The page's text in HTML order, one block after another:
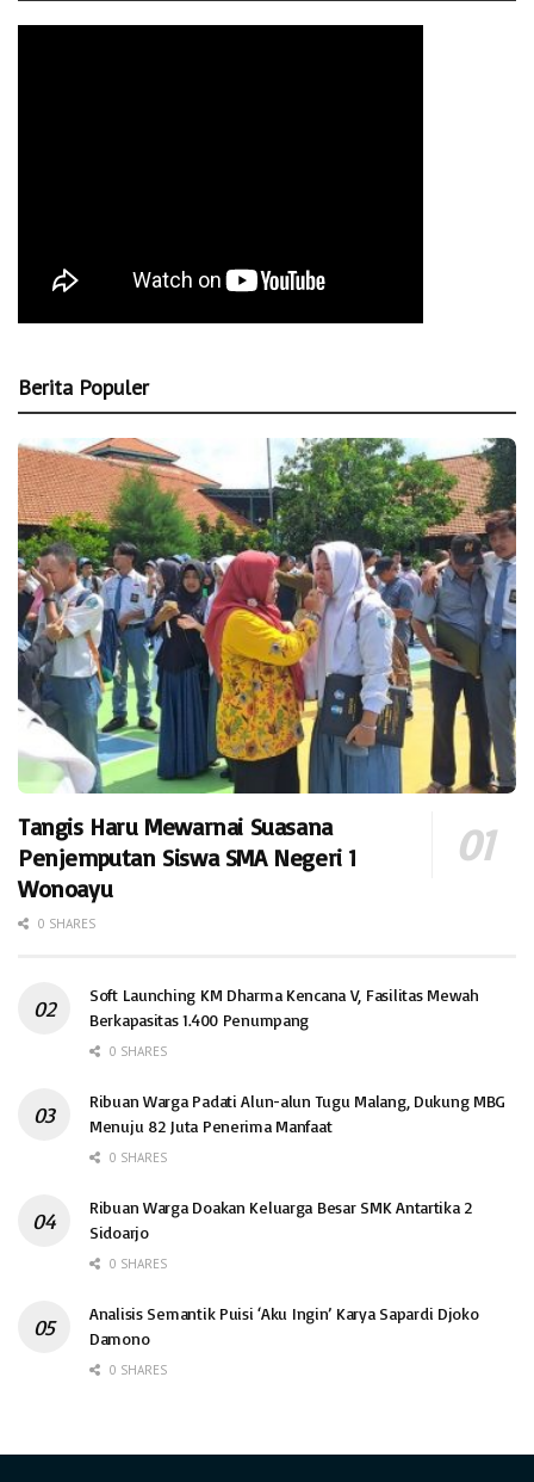
Berita Populer
Tangis Haru Mewarnai Suasana
Penjemputan Siswa SMA Negeri 1
Wonoayu
0 SHARES
Soft Launching KM Dharma Kencana V, Fasilitas Mewah
Berkapasitas 1.400 Penumpang
0 SHARES
Ribuan Warga Padati Alun-alun Tugu Malang, Dukung MBG
Menuju 82 Juta Penerima Manfaat
0 SHARES
Ribuan Warga Doakan Keluarga Besar SMK Antartika 2
Sidoarjo
0 SHARES
Analisis Semantik Puisi ‘Aku Ingin’ Karya Sapardi Djoko
Damono
0 SHARES